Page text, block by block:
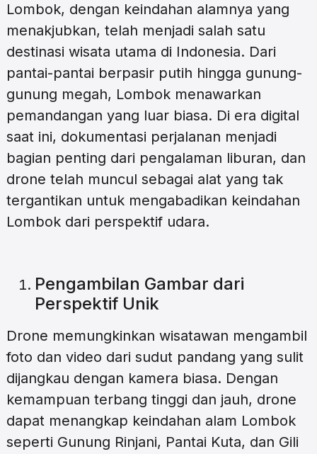
Lombok, dengan keindahan alamnya yang
menakjubkan, telah menjadi salah satu
destinasi wisata utama di Indonesia. Dari
pantai-pantai berpasir putih hingga gunung-
gunung megah, Lombok menawarkan
pemandangan yang luar biasa. Di era digital
saat ini, dokumentasi perjalanan menjadi
bagian penting dari pengalaman liburan, dan
drone telah muncul sebagai alat yang tak
tergantikan untuk mengabadikan keindahan
Lombok dari perspektif udara.
Pengambilan Gambar dari
Perspektif Unik
Drone memungkinkan wisatawan mengambil
foto dan video dari sudut pandang yang sulit
dijangkau dengan kamera biasa. Dengan
kemampuan terbang tinggi dan jauh, drone
dapat menangkap keindahan alam Lombok
seperti Gunung Rinjani, Pantai Kuta, dan Gili